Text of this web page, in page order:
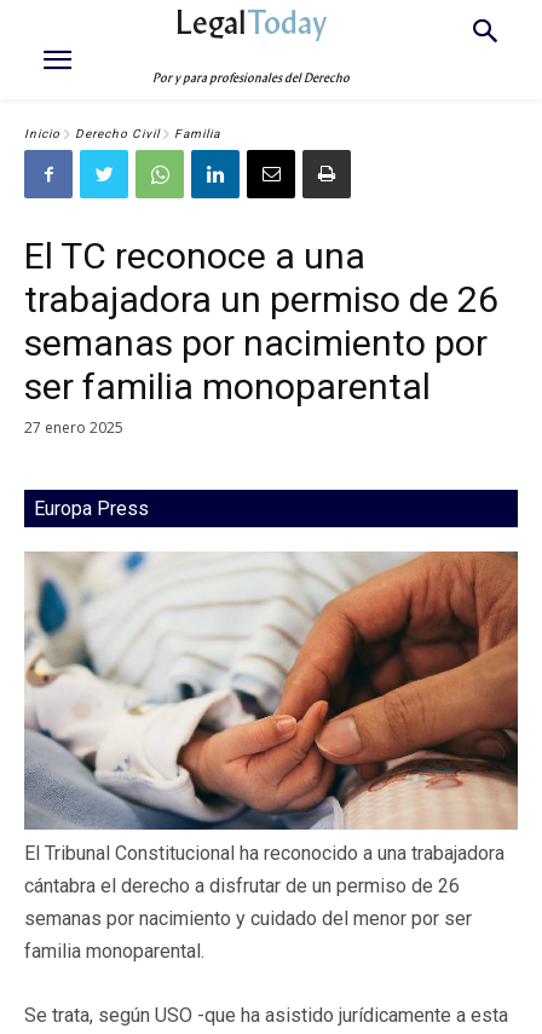
LegalToday
Por y para profesionales del Derecho
Inicio Derecho Civil Familia
El TC reconoce a una
trabajadora un permiso de 26
semanas por nacimiento por
ser familia monoparental
27 enero 2025
Europa Press
El Tribunal Constitucional ha reconocido a una trabajadora
cántabra el derecho a disfrutar de un permiso de 26
semanas por nacimiento y cuidado del menor por ser
familia monoparental.
Se trata, según USO -que ha asistido jurídicamente a esta